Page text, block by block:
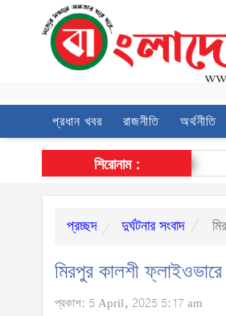
প্রধান খবর রাজনীতি অর্থনীতি
শিরোনাম :
প্রচ্ছদ দুর্ঘটনার সংবাদ
মিরপুর কালশী
প্রকাশ: 5 April, 2025 5:17 am